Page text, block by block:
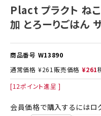
Plact プラクト ね
加 とろーりごはん
商品番号 W13890
通常価格 ¥261 販売価格 ¥261
[12ポイント進呈 ]
会員価格で購入するにはロ